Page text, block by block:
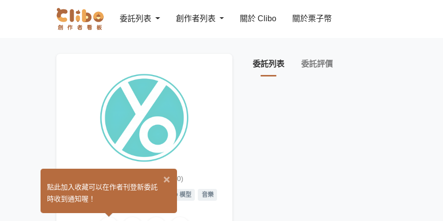
委託列表 創作者列表 關於 Clibo 關於栗子幣
OYO創想屋 (0)
繪圖 L2D 模型
音樂
委託列表 委託評價
×
點此加入收藏可以在作者刊登新委託
時收到通知喔！